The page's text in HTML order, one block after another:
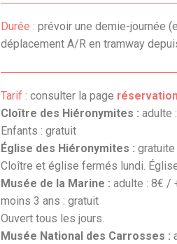
Durée : prévoir une demie-journée
déplacement A/R en tramway
Tarif : consulter la page
Cloître des Hiéronymites : adulte
Enfants : gratuit
Église des Hiéronymites : gratuite
Cloître et église fermés lundi.
Musée de la Marine : adulte : 8€ /
moins 3 ans : gratuit
Ouvert tous les jours.
Musée National des Carrosses :